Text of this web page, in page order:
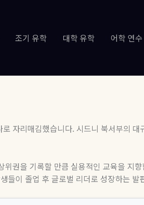
조기 유학 대학 유학 어학 연수
자리매김했습니다. 시드니 북서부의 대
위권을 기록할 만큼 실용적인 교육을 지
들이 졸업 후 글로벌 리더로 성장하는 발